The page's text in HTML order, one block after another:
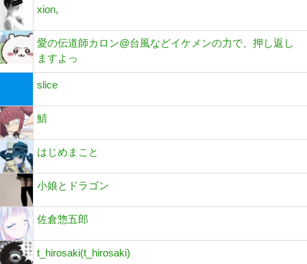
xion,
愛の伝道師カロン@台風などイケメンの力で、押し返し
ますよっ
slice
鯖
はじめまこと
小娘とドラゴン
佐倉惣五郎
t_hirosaki(t_hirosaki)